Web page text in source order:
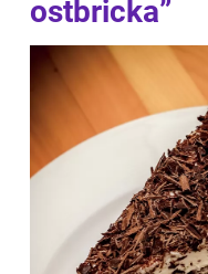
ostbricka”